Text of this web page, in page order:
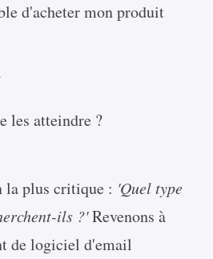
d'acheter mon produit
les atteindre ?
la plus critique : 'Quel type
ils ?'Revenons à
de logiciel d'email